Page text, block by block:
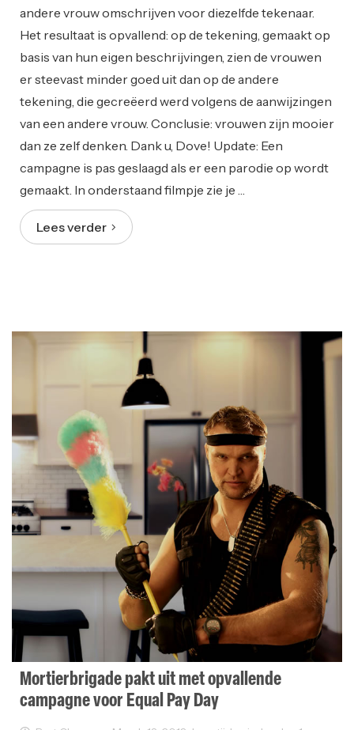
andere vrouw omschrijven voor diezelfde tekenaar.
Het resultaat is opvallend: op de tekening, gemaakt op
basis van hun eigen beschrijvingen, zien de vrouwen
er steevast minder goed uit dan op de andere
tekening, die gecreëerd werd volgens de aanwijzingen
van een andere vrouw. Conclusie: vrouwen zijn mooier
dan ze zelf denken. Dank u, Dove! Update: Een
campagne is pas geslaagd als er een parodie op wordt
gemaakt. In onderstaand filmpje zie je …
Lees verder
Mortierbrigade pakt uit met opvallende
campagne voor Equal Pay Day